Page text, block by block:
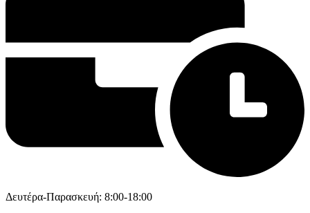
Δευτέρα-Παρασκευή: 8:00-18:00